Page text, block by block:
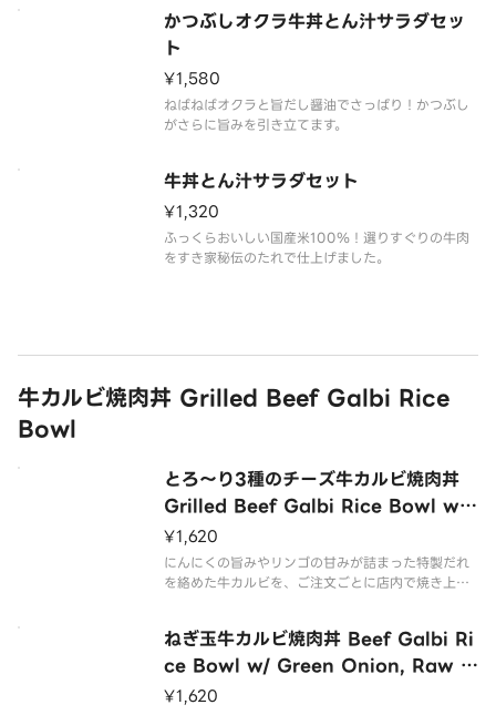
かつぶしオクラ牛丼とん汁サラダセッ
ト
¥1,580
ねばねばオクラと旨だし醤油でさっぱり！かつぶし
がさらに旨みを引き立てます。
牛丼とん汁サラダセット
¥1,320
ふっくらおいしい国産米100％！選りすぐりの牛肉
をすき家秘伝のたれで仕上げました。
牛カルビ焼肉丼 Grilled Beef Galbi Rice
Bowl
とろ～り3種のチーズ牛カルビ焼肉丼
Grilled Beef Galbi Rice Bowl w/
3 Cheeses
¥1,620
にんにくの旨みやリンゴの甘みが詰まった特製だれ
を絡めた牛カルビを、ご注文ごとに店内で焼き上げ
ねぎ玉牛カルビ焼肉丼 Beef Galbi Ri
ce Bowl w/ Green Onion, Raw E
gg & Spicy Gochujang Sauce
¥1,620